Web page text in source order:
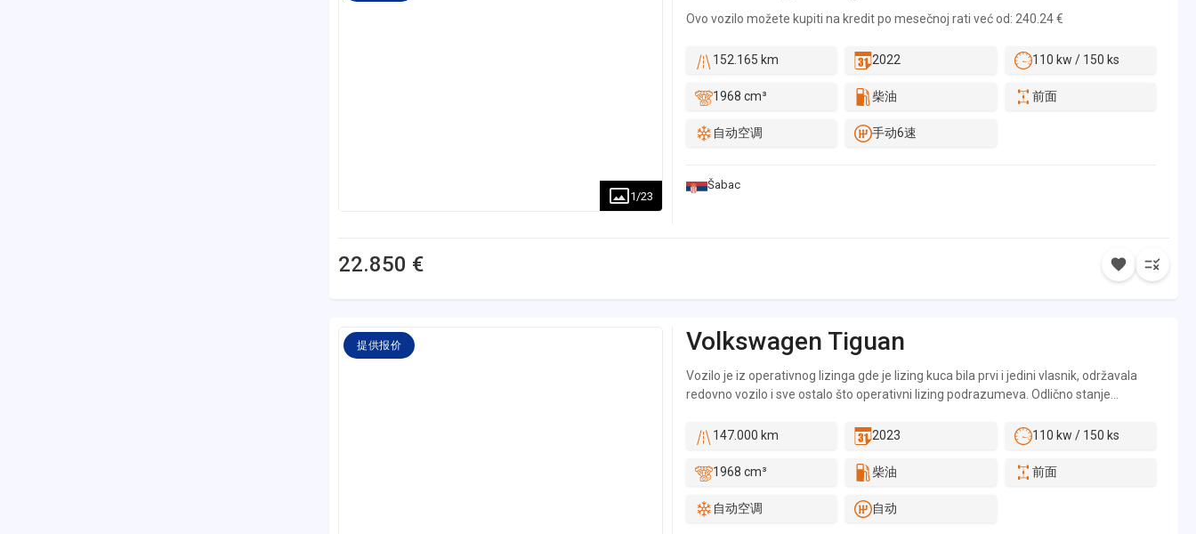
1 /23
Ovo vozilo možete kupiti na kredit po mesečnoj rati već od: 240.24 €
152.165 km 2022 110 kw / 150 ks
1968 cm³ 柴油 前面
自动空调 手动6速
Šabac
22.850 €
提供报价 Volkswagen Tiguan
Vozilo je iz operativnog lizinga gde je lizing kuca bila prvi i jedini vlasnik, održavala
redovno vozilo i sve ostalo što operativni lizing podrazumeva. Odlično stanje
originalna kilometraža, servisna istorija u bazi podataka ovlašćenih servisa,
nas ili u servisu po Vašem izboru, obezbeđujemo prevoz sa našom šlep službom.
menjač, bez obaveze servisiranja u ovlašćenim servisima.
147.000 km 2023 110 kw / 150 ks
1968 cm³ 柴油 前面
自动空调 自动